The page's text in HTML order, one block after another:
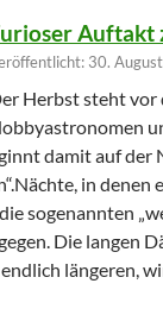
Auftakt
30.
Herbst steht vor
damit auf der
in denen
sogenannten
Die langen
längeren,
Herbstsaison